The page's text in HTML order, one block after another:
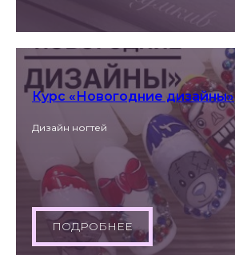
Курс «Новогодние дизайны»
Дизайн ногтей
ПОДРОБНЕЕ